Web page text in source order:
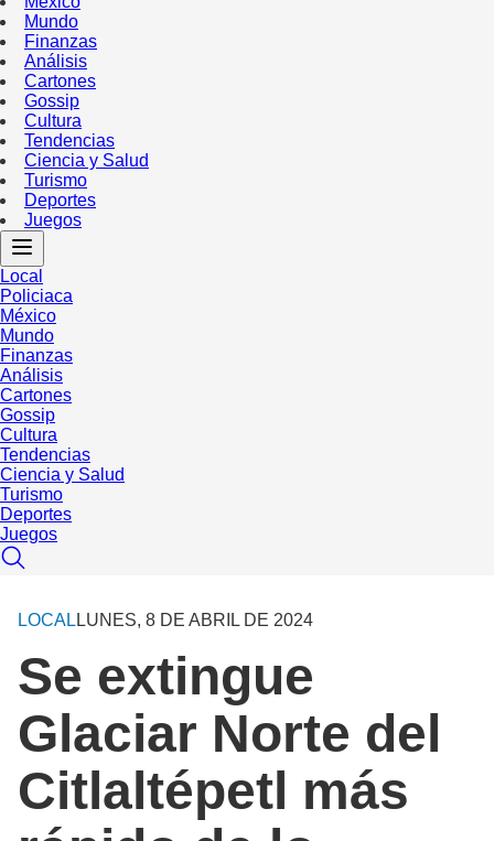
Mundo
Finanzas
Análisis
Cartones
Gossip
Cultura
Tendencias
Ciencia y Salud
Turismo
Deportes
Juegos
Local
Policiaca
México
Mundo
Finanzas
Análisis
Cartones
Gossip
Cultura
Tendencias
Ciencia y Salud
Turismo
Deportes
Juegos
LOCAL LUNES, 8 DE ABRIL DE 2024
Se extingue
Glaciar Norte del
Citlaltépetl más